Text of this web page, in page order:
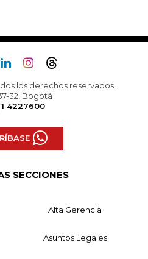
los derechos reservados.
32, Bogotá
1 4227600
SECCIONES
Alta Gerencia
Asuntos Legales